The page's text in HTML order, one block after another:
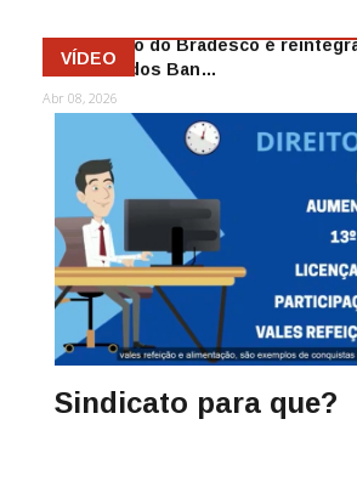
Funcionário do Bradesco é
Sindicato dos Ban…
Abr 08, 2026
VÍDEO
Sindicato para que?